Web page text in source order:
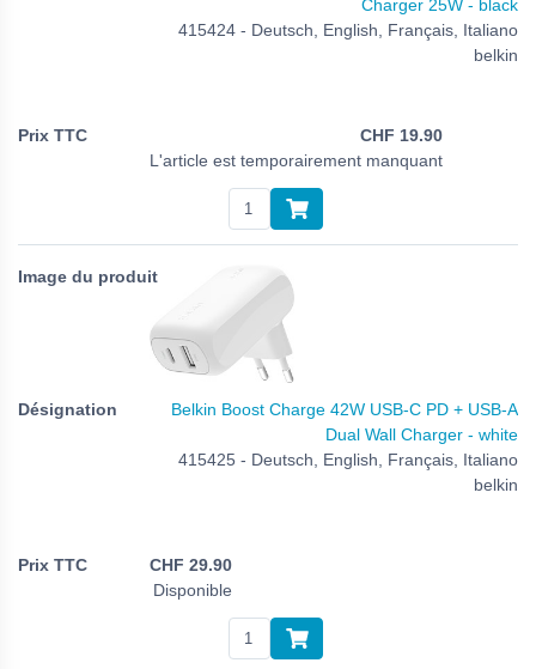
Charger 25W - black
415424 - Deutsch, English, Français, Italiano
belkin
CHF 19.90
L'article est temporairement manquant
Belkin Boost Charge 42W USB-C PD + USB-A
Dual Wall Charger - white
415425 - Deutsch, English, Français, Italiano
belkin
CHF 29.90
Disponible